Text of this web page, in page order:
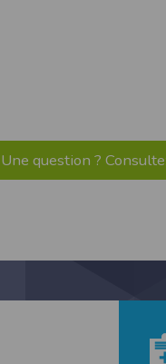
Une question ?
disposez d'un compte
déclaré à la Commission
fonctionnalités du site.
web, et d'effectuer
vous nous transmettez